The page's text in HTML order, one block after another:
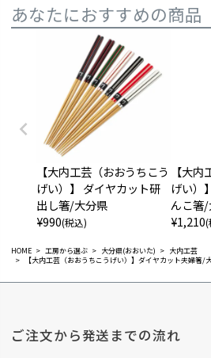
HOME 工房から選ぶ 大分県(おおいた)
大内工芸
【大内工芸（おおうちこうげい）】ダイヤカット夫婦箸/
あなたにおすすめの商品
【大内工芸（おおうちこう
げい）】 ダイヤカット研
出し箸/大分県
¥990(税込)
【大
げい）
んこ箸
¥1,210(
ご注文から発送までの流れ